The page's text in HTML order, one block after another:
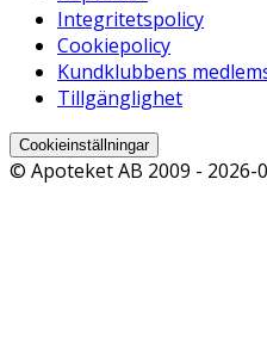
Integritetspolicy
Cookiepolicy
Kundklubbens
Tillgänglighet
Cookieinställningar
© Apoteket AB 2009 - 2026-